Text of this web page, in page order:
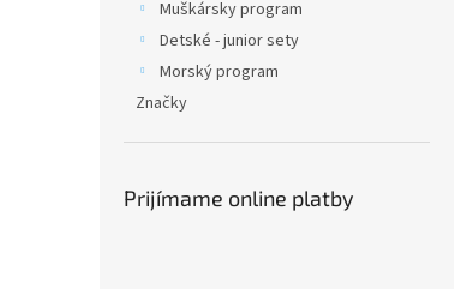
Muškársky program
Detské - junior sety
Morský program
Značky
Prijímame online platby